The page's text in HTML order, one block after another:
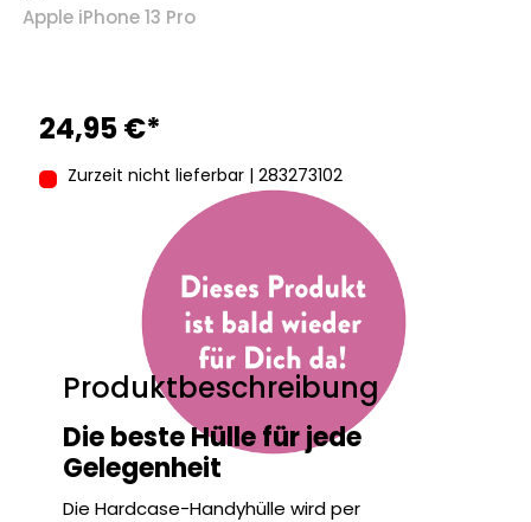
Apple iPhone 13 Pro
24,95 €*
Zurzeit nicht lieferbar | 283273102
Produktbeschreibung
Die beste Hülle für jede
Gelegenheit
Die Hardcase-Handyhülle wird per